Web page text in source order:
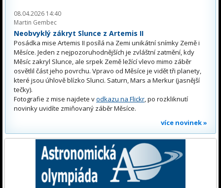
08.04.2026 14:40
Martin Gembec
Neobvyklý zákryt Slunce z Artemis II
Posádka mise Artemis II posílá na Zemi unikátní snímky Země i
Měsíce. Jeden z nejpozoruhodnějších je zvláštní zatmění, kdy
Měsíc zakryl Slunce, ale srpek Země ležící vlevo mimo záběr
osvětlil část jeho povrchu. Vpravo od Měsíce je vidět tři planety,
které jsou úhlově blízko Slunci. Saturn, Mars a Merkur (jasnější
tečky).
Fotografie z mise najdete vodkazu na Flickr, po rozkliknutí
novinky uvidíte zmiňovaný záběr Měsíce.
více novinek »